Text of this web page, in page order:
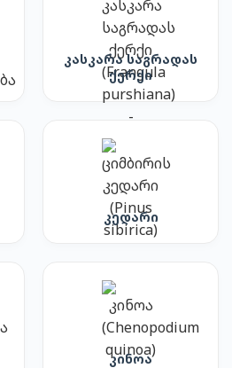
კასკარა საგრადას
ქერქი
კედარი
კინოა